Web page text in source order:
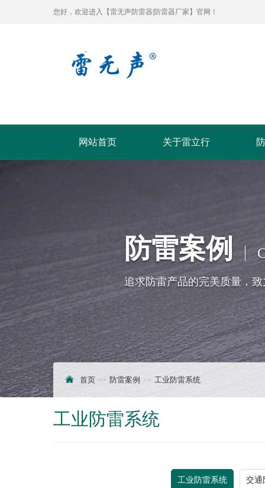
您好，欢迎进入【雷无声防雷器|防雷器厂家】官网！
网站首页 关于雷立行
防雷案例
追求防雷产品的完美质量，
首页 防雷案例 工业防雷系统
工业防雷系统
工业防雷系统 交通